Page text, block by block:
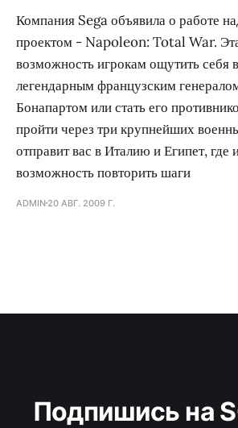
Компания Sega объявила о работе
проектом - Napoleon: Total War.
возможность игрокам ощутить себя
легендарным французским
Бонапартом или стать его
пройти через три крупнейших
отправит вас в Италию и Египет, где
возможность повторить шаги
ADMIN 20 АВГ. 2009 Г.
Подпишись на